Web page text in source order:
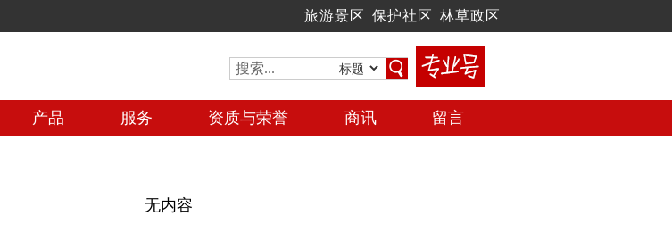
旅游景区 保护社区 林草政区
产品 服务 资质与荣誉 商讯 留言
无内容